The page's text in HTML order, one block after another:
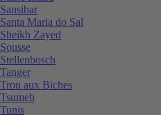
Sansibar
Santa Maria do Sal
Sheikh Zayed
Sousse
Stellenbosch
Tanger
Trou aux Biches
Tsumeb
Tunis